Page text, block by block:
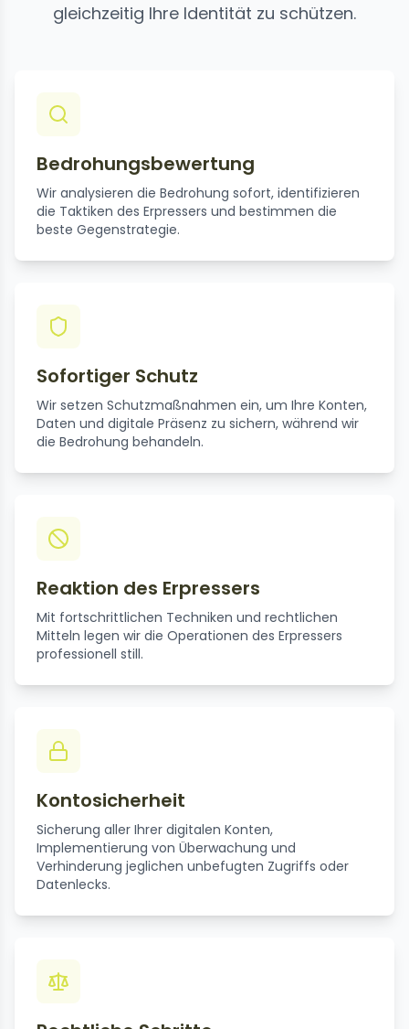
gleichzeitig Ihre Identität zu schützen.
Bedrohungsbewertung
Wir analysieren die Bedrohung sofort, identifizieren
die Taktiken des Erpressers und bestimmen die
beste Gegenstrategie.
Sofortiger Schutz
Wir setzen Schutzmaßnahmen ein, um Ihre Konten,
Daten und digitale Präsenz zu sichern, während wir
die Bedrohung behandeln.
Reaktion des Erpressers
Mit fortschrittlichen Techniken und rechtlichen
Mitteln legen wir die Operationen des Erpressers
professionell still.
Kontosicherheit
Sicherung aller Ihrer digitalen Konten,
Implementierung von Überwachung und
Verhinderung jeglichen unbefugten Zugriffs oder
Datenlecks.